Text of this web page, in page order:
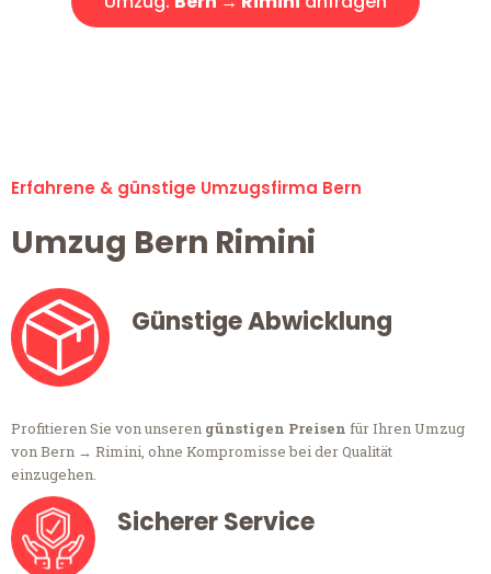
Erfahrene & günstige Umzugsfirma Bern
Umzug Bern Rimini
Günstige Abwicklung
Profitieren Sie von unseren günstigen Preisen für Ihren Umzug
von Bern → Rimini, ohne Kompromisse bei der Qualität
einzugehen.
Sicherer Service